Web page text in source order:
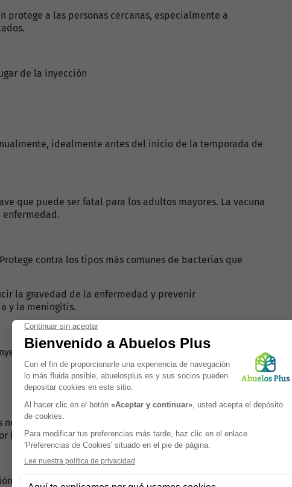
protege a las personas cercanas, especialmente a
de la inyección
idealmente antes del inicio de la temporada de
que puede ser fatal para los adultos mayores. La vacuna
enfermedad.
Protege contra los tipos más comunes de bacterias que
la gravedad de la enfermedad y prevenir
y la meningitis.
para adultos mayores: la PCV13 y la PPSV23.
la PPSV23 al menos un año después.
dolorosa causada por la reactivación del virus de la